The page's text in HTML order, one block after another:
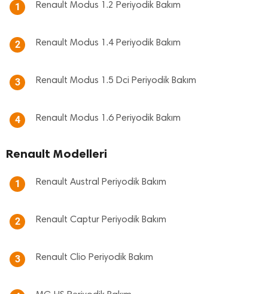
1 Renault Modus 1.2 Periyodik Bakım
2 Renault Modus 1.4 Periyodik Bakım
3 Renault Modus 1.5 Dci Periyodik Bakım
4 Renault Modus 1.6 Periyodik Bakım
Renault Modelleri
1 Renault Austral Periyodik Bakım
2 Renault Captur Periyodik Bakım
3 Renault Clio Periyodik Bakım